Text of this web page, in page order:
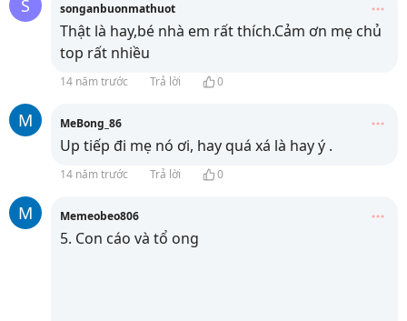
S songanbuonmathuot
Thật là hay,bé nhà em rất thích.Cảm ơn mẹ chủ
top rất nhiều
14 năm trước Trả lời 0
M MeBong_86
Up tiếp đi mẹ nó ơi, hay quá xá là hay ý .
14 năm trước Trả lời 0
M Memeobeo806
5. Con cáo và tổ ong